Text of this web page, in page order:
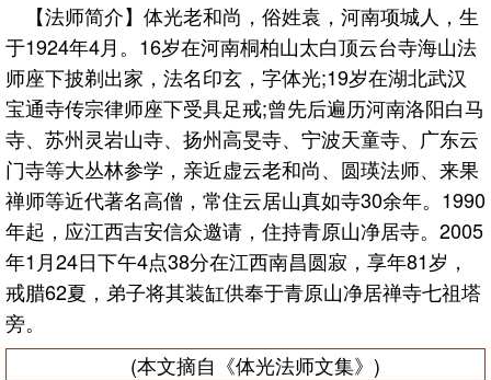
【法师简介】体光老和尚，俗姓袁，河南项城人，生
于1924年4月。16岁在河南桐柏山太白顶云台寺海山法
师座下披剃出家，法名印玄，字体光;19岁在湖北武汉
宝通寺传宗律师座下受具足戒;曾先后遍历河南洛阳白马
寺、苏州灵岩山寺、扬州高旻寺、宁波天童寺、广东云
门寺等大丛林参学，亲近虚云老和尚、圆瑛法师、来果
禅师等近代著名高僧，常住云居山真如寺30余年。1990
年起，应江西吉安信众邀请，住持青原山净居寺。2005
年1月24日下午4点38分在江西南昌圆寂，享年81岁，
戒腊62夏，弟子将其装缸供奉于青原山净居禅寺七祖塔
旁。
(本文摘自《体光法师文集》)